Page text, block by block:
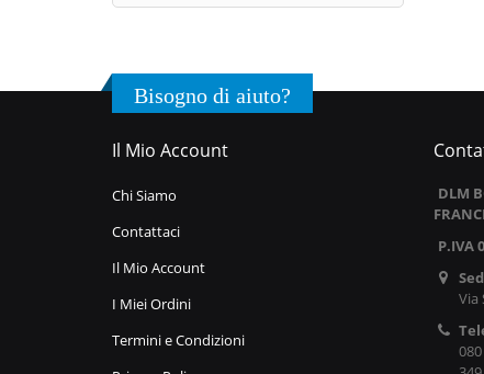
Bisogno di aiuto?
Il Mio Account
Chi Siamo
Contattaci
Il Mio Account
I Miei Ordini
Termini e Condizioni
DLM
P.IVA
Via